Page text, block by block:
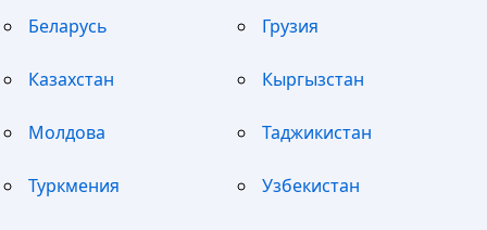
Беларусь Грузия
Казахстан Кыргызстан
Молдова Таджикистан
Туркмения Узбекистан